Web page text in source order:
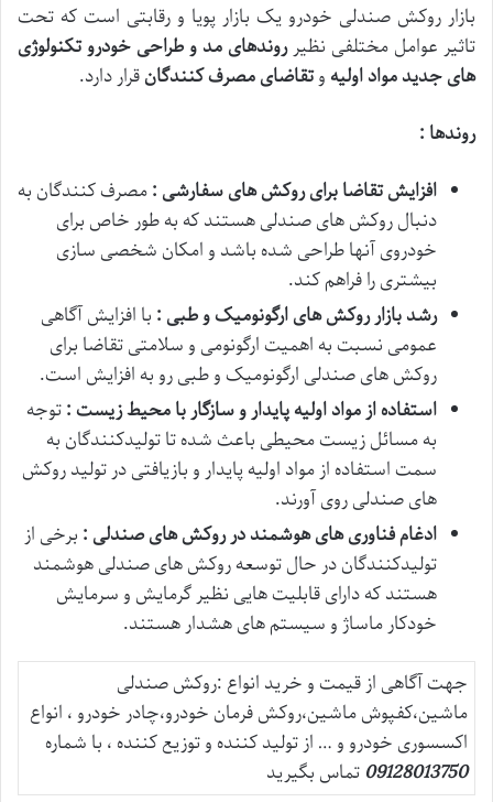
بازار روکش صندلی خودرو یک بازار پویا و رقابتی است که تحت
تاثیر عوامل مختلفی نظیرروندهای مد و طراحی خودرو تکنولوژی
های جدید مواد اولیه وتقاضای مصرف کنندگانقرار دارد.
روندها :
افزایش تقاضا برای روکش های سفارشی :مصرف کنندگان به
دنبال روکش های صندلی هستند که به طور خاص برای
خودروی آنها طراحی شده باشد و امکان شخصی سازی
بیشتری را فراهم کند.
رشد بازار روکش های ارگونومیک و طبی : با افزایش آگاهی
عمومی نسبت به اهمیت ارگونومی و سلامتی تقاضا برای
روکش های صندلی ارگونومیک و طبی رو به افزایش است.
استفاده از مواد اولیه پایدار و سازگار با محیط زیست :توجه
به مسائل زیست محیطی باعث شده تا تولیدکنندگان به
سمت استفاده از مواد اولیه پایدار و بازیافتی در تولید روکش
های صندلی روی آورند.
ادغام فناوری های هوشمند در روکش های صندلی : برخی از
تولیدکنندگان در حال توسعه روکش های صندلی هوشمند
هستند که دارای قابلیت هایی نظیر گرمایش و سرمایش
خودکار ماساژ و سیستم های هشدار هستند.
جهت آگاهی از قیمت و خرید انواع :روکش صندلی
ماشین،کفپوش ماشین،روکش فرمان خودرو،چادر خودرو ، انواع
اکسسوری خودرو و … از تولید کننده و توزیع کننده ، با شماره
09128013750 تماس بگیرید